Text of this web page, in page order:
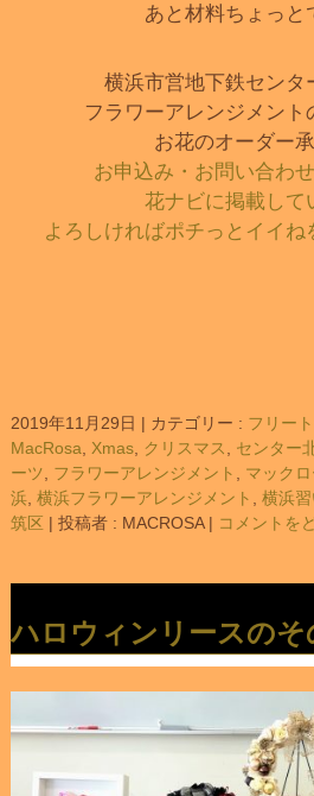
あと材料ちょっと
横浜市営地下鉄センタ
フラワーアレンジメント
お花のオーダー
お申込み・お問い合わ
花ナビに掲載して
よろしければポチっとイイね
2019年11月29日 | カテゴリー : フリー
MacRosa
Xmas, クリスマス センター
ーツ
フラワーアレンジメント マック
浜, 横浜フラワーアレンジメント 横浜
筑区 | 投稿者 : MACROSA | コメントを
ハロウィンリースのそ